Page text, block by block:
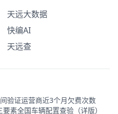
天远大数据
快编AI
天远查
验证运营商近3个月欠费次数
要素全国车辆配置查验（详版）